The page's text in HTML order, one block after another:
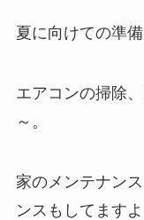
夏に向けての準
エアコンの掃除
～。
家のメンテナン
ンスもしてますよ